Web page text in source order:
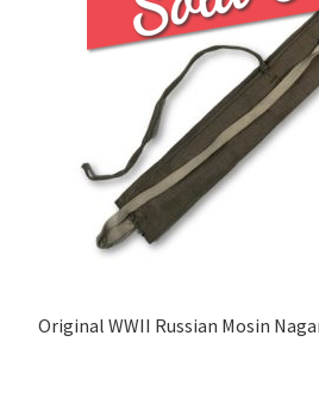
Original WWII Russian Mosin